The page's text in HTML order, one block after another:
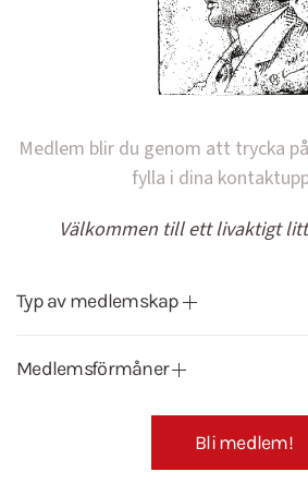
Medlem blir du genom att trycka
fylla i dina
Välkommen till ett livaktigt
Typ av medlemskap
Medlemsförmåner
Bli medlem!